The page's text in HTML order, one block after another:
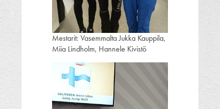
Mestarit: Vasemmalta Jukka Kauppila,
Miia Lindholm, Hannele Kivistö